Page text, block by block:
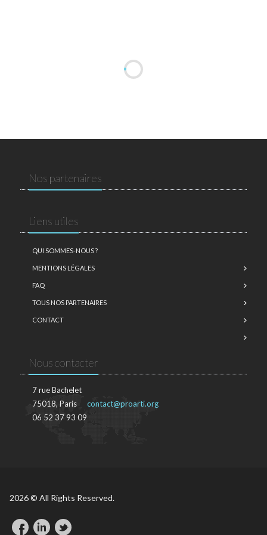
Nos partenaires
Liens utiles
QUI SOMMES-NOUS ?
MENTIONS LÉGALES
FAQ
TOUS NOS PARTENAIRES
CONTACT
Nous contacter
7 rue Bachelet
75018, Paris
06 52 37 93 09
contact@proarti.org
2026 © All Rights Reserved.